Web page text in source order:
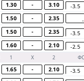
1.30 - 3.10 -3.5
1.50 - 2.35 -
1.50 - 2.35 -3.5
1.60 - 2.10 -2.5
1 Х 2
1.65 - 2.10 -3.5